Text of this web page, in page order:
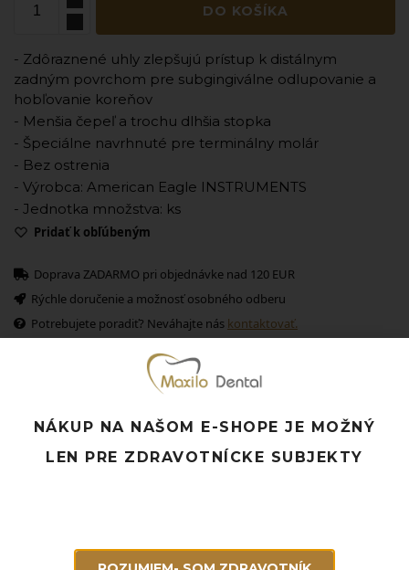
DO KOŠÍKA
- Zdôraznené uhly zlepšujú prístup k distálnym
zadným povrchom pre subgingiválne odlupovanie a
hobľovanie koreňov
- Menšia čepeľ a trochu dlhšia stopka
- Špeciálne navrhnuté pre terminálny molár
- Bez ostrenia
- Výrobca: American Eagle INSTRUMENTS
- Jednotka množstva: ks
Pridať k obľúbeným
Doprava ZADARMO pri objednávke nad 120 EUR
Rýchle doručenie a možnosť osobného odberu
Potrebujete poradiť? Neváhajte nás kontaktovať.
Súvisiace produkty
NÁKUP NA NAŠOM E-SHOPE JE MOŽNÝ
LEN PRE ZDRAVOTNÍCKE SUBJEKTY